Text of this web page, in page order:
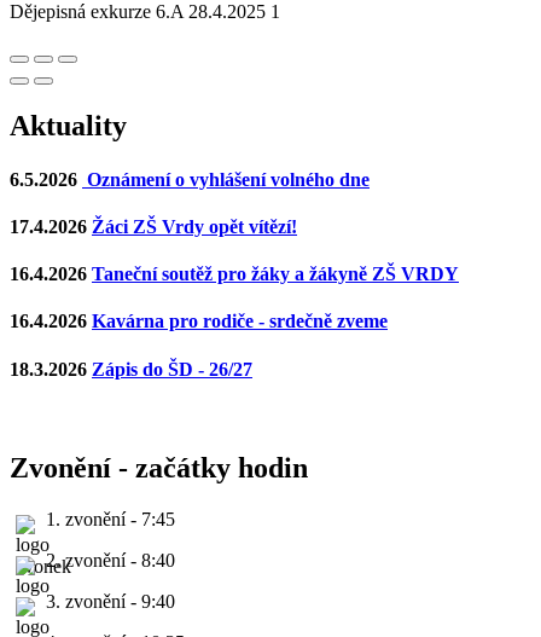
Dějepisná exkurze 6.A 28.4.2025 1
Aktuality
6.5.2026 Oznámení o vyhlášení volného dne
17.4.2026 Žáci ZŠ Vrdy opět vítězí!
16.4.2026 Taneční soutěž pro žáky a žákyně ZŠ VRDY
16.4.2026 Kavárna pro rodiče - srdečně zveme
18.3.2026 Zápis do ŠD - 26/27
Zvonění - začátky hodin
1. zvonění - 7:45
2. zvonění - 8:40
3. zvonění - 9:40